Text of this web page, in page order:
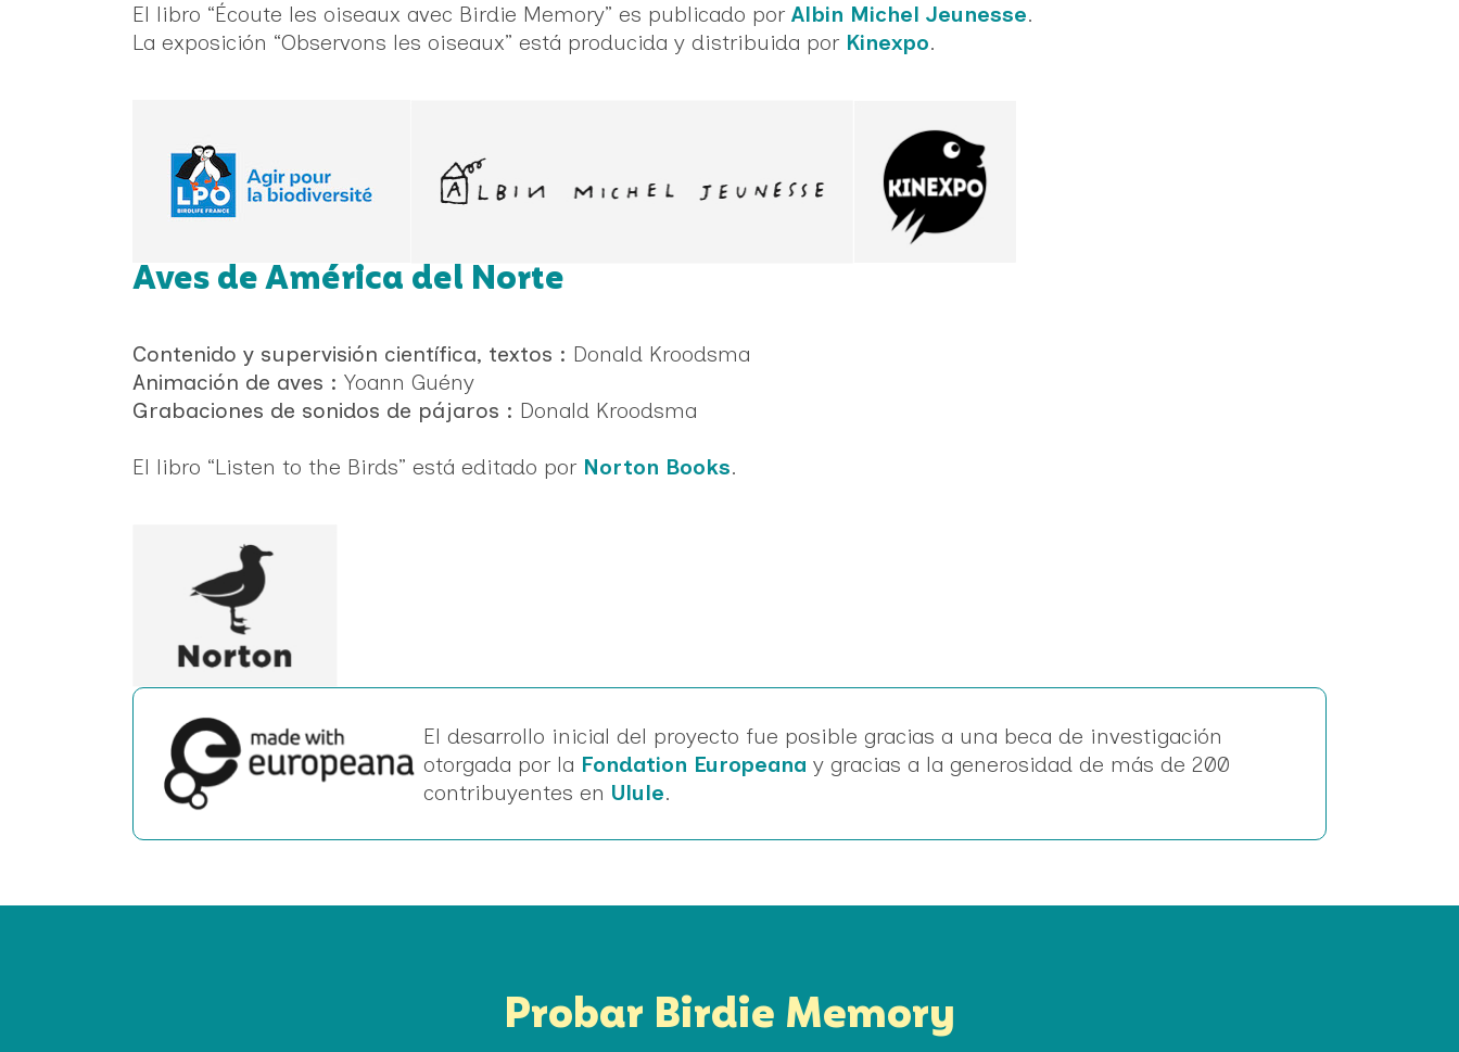
El libro “Écoute les oiseaux avec Birdie Memory” es publicado por Albin Michel Jeunesse.
La exposición “Observons les oiseaux” está producida y distribuida por Kinexpo.
Aves de América del Norte
Contenido y supervisión científica, textos : Donald Kroodsma
Animación de aves : Yoann Guény
Grabaciones de sonidos de pájaros : Donald Kroodsma
El libro “Listen to the Birds” está editado por Norton Books.
El desarrollo inicial del proyecto fue posible gracias a una beca de investigación
otorgada por la Fondation Europeana y gracias a la generosidad de más de 200
contribuyentes en Ulule.
Probar Birdie Memory